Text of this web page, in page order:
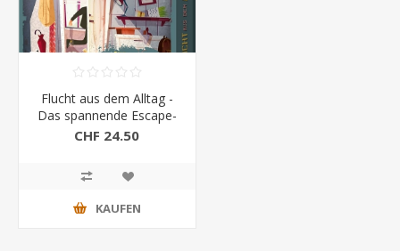
Flucht aus dem Alltag -
Das spannende Escape-
Spiel (Riva)
CHF 24.50
KAUFEN